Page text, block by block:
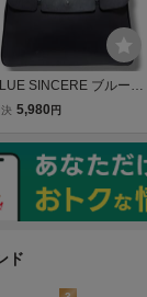
SINCERE ブルーシ
シア トートバッグ ビジ
イビー A4収納可 肩掛け
容量 メンズ レディース
決 5,980 円
ド